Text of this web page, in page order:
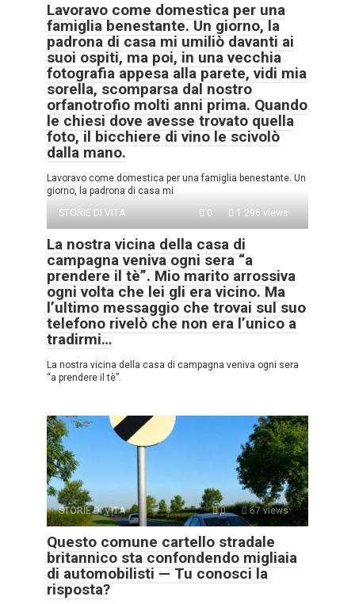
Lavoravo come domestica per una
famiglia benestante. Un giorno, la
padrona di casa mi umiliò davanti ai
suoi ospiti, ma poi, in una vecchia
fotografia appesa alla parete, vidi mia
sorella, scomparsa dal nostro
orfanotrofio molti anni prima. Quando
le chiesi dove avesse trovato quella
foto, il bicchiere di vino le scivolò
dalla mano.
Lavoravo come domestica per una famiglia benestante. Un
giorno, la padrona di casa mi
STORIE DI VITA
0 1.296 views
La nostra vicina della casa di
campagna veniva ogni sera “a
prendere il tè”. Mio marito arrossiva
ogni volta che lei gli era vicino. Ma
l’ultimo messaggio che trovai sul suo
telefono rivelò che non era l’unico a
tradirmi…
La nostra vicina della casa di campagna veniva ogni sera
“a prendere il tè”.
STORIE DI VITA 0 67 views
Questo comune cartello stradale
britannico sta confondendo migliaia
di automobilisti — Tu conosci la
risposta?